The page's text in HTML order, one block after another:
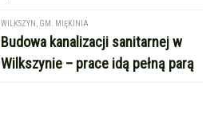
WILKSZYN, GM. MIĘKINIA
Budowa kanalizacji sanitarnej w
Wilkszynie – prace idą pełną parą